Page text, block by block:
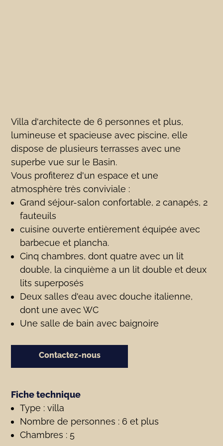
Villa d'architecte de 6 personnes et plus,
lumineuse et spacieuse avec piscine, elle
dispose de plusieurs terrasses avec une
superbe vue sur le Basin.
Vous profiterez d'un espace et une
atmosphère très conviviale :
Grand séjour-salon confortable, 2 canapés, 2
fauteuils
cuisine ouverte entièrement équipée avec
barbecue et plancha.
Cinq chambres, dont quatre avec un lit
double, la cinquième a un lit double et deux
lits superposés
Deux salles d'eau avec douche italienne,
dont une avec WC
Une salle de bain avec baignoire
Contactez-nous
Fiche technique
Type : villa
Nombre de personnes : 6 et plus
Chambres : 5